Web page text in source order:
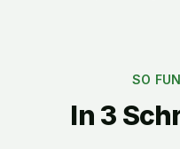
SO
In 3